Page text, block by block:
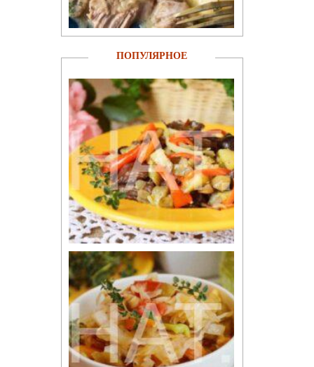
ПОПУЛЯРНОЕ